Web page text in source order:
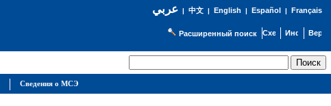
عربي| 中文| English | Español | Français
Расширенный поиск
Сведения о МСЭ